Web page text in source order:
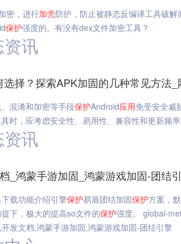
密，进行加壳防护，防止被静态反编译工具破
保护强度的。有没有dex文件加密工具？
讯
择？探索APK加固的几种常见方法
混淆和加密等手段保护Android应用免受安全威
时，应考虑安全性、易用性、兼容性和更新频
讯
_鸿蒙手游加固_鸿蒙游戏加固-团结
载功能介绍引擎保护易盾团结加固保护方案，
下，极大的提高so文件的保护强度。 global-
发文档,鸿蒙手游加固,鸿蒙游戏加固-团结引擎